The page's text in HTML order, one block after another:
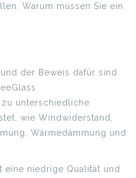
Warum müssen Sie ein
der Beweis dafür sind
unterschiedliche
wie Windwiderstand,
Wärmedämmung und
eine niedrige Qualität und